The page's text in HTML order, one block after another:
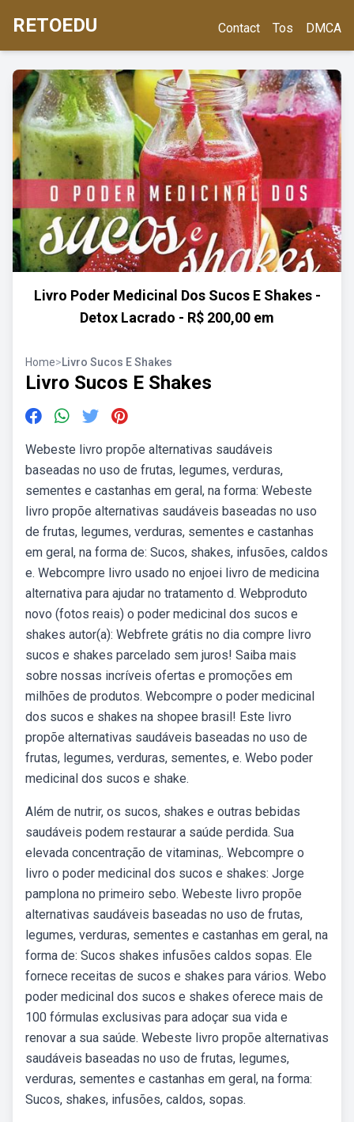
RETOEDU Contact Tos DMCA
Livro Poder Medicinal Dos Sucos E Shakes -
Detox Lacrado - R$ 200,00 em
Home>Livro Sucos E Shakes
Livro Sucos E Shakes
Webeste livro propõe alternativas saudáveis
baseadas no uso de frutas, legumes, verduras,
sementes e castanhas em geral, na forma: Webeste
livro propõe alternativas saudáveis baseadas no uso
de frutas, legumes, ­verduras, sementes e castanhas
em geral, na forma de: Sucos, shakes, infusões, caldos
e. Webcompre livro usado no enjoei livro de medicina
alternativa para ajudar no tratamento d. Webproduto
novo (fotos reais) o poder medicinal dos sucos e
shakes autor(a): Webfrete grátis no dia compre livro
sucos e shakes parcelado sem juros! Saiba mais
sobre nossas incríveis ofertas e promoções em
milhões de produtos. Webcompre o poder medicinal
dos sucos e shakes na shopee brasil! Este livro
propõe alternativas saudáveis baseadas no uso de
frutas, legumes, verduras, sementes, e. Webo poder
medicinal dos sucos e shake.
Além de nutrir, os sucos, shakes e outras bebidas
saudáveis podem restaurar a saúde perdida. Sua
elevada concentração de vitaminas,. Webcompre o
livro o poder medicinal dos sucos e shakes: Jorge
pamplona no primeiro sebo. Webeste livro propõe
alternativas saudáveis baseadas no uso de frutas,
legumes, verduras, sementes e castanhas em geral, na
forma de: Sucos shakes infusões caldos sopas. Ele
fornece receitas de sucos e shakes para vários. Webo
poder medicinal dos sucos e shakes oferece mais de
100 fórmulas exclusivas para adoçar sua vida e
renovar a sua saúde. Webeste livro propõe alternativas
saudáveis baseadas no uso de frutas, legumes,
verduras, sementes e castanhas em geral, na forma:
Sucos, shakes, infusões, caldos, sopas.